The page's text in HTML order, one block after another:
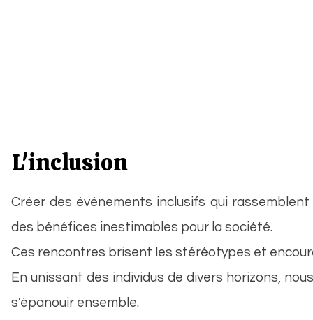
L'inclusion
Créer des événements inclusifs qui
des bénéfices inestimables pour la société.
Ces rencontres brisent les stéréotypes et
En unissant des individus de divers horizons,
s'épanouir ensemble.